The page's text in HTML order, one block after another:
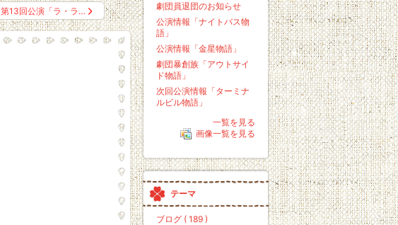
第13回公演「ラ・ラ…
劇団員退団のお知らせ
公演情報「ナイトバス物
語」
公演情報「金星物語」
劇団暴創族「アウトサイ
ド物語」
次回公演情報「ターミナ
ルビル物語」
一覧を見る
画像一覧を見る
テーマ
ブログ ( 189 )